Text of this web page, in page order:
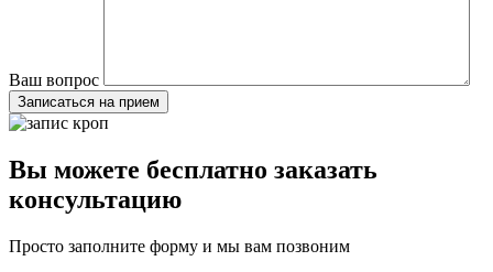
Ваш вопрос
Вы можете бесплатно заказать
консультацию
Просто заполните форму и мы вам позвоним